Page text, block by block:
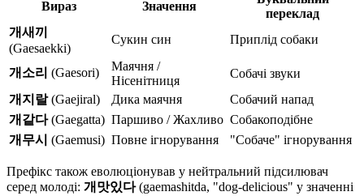
Вираз Значення
переклад
개새끼
(Gaesaekki)
Сукин син Приплід собаки
개소리 (Gaesori)
Маячня /
Нісенітниця
Собачі звуки
개지랄(Gaejiral) Дика маячня
Собачий напад
개같다(Gaegatta) Паршиво / Жахливо Собакоподібне
개무시 (Gaemusi) Повне ігнорування "Собаче" ігнорування
Префікс також еволюціонував у нейтральний підсилювач
серед молоді: 개맛있다(gaemashitda, "dog-delicious" у значенні